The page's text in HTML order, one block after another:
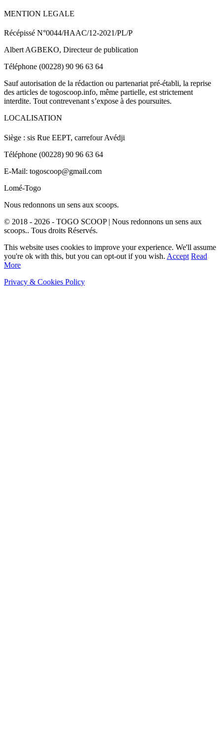
MENTION LEGALE
Récépissé N°0044/HAAC/12-2021/PL/P
Albert AGBEKO, Directeur de publication
Téléphone (00228) 90 96 63 64
Sauf autorisation de la rédaction ou partenariat pré-établi, la reprise
des articles de togoscoop.info, même partielle, est strictement
interdite. Tout contrevenant s’expose à des poursuites.
LOCALISATION
Siège : sis Rue EEPT, carrefour Avédji
Téléphone (00228) 90 96 63 64
E-Mail: togoscoop@gmail.com
Lomé-Togo
Nous redonnons un sens aux scoops.
© 2018 - 2026 - TOGO SCOOP | Nous redonnons un sens aux
scoops.. Tous droits Réservés.
This website uses cookies to improve your experience. We'll assume
you're ok with this, but you can opt-out if you wish. Accept Read
More
Privacy & Cookies Policy